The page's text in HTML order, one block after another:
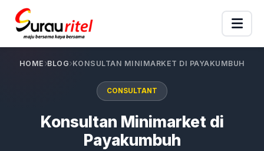
HOME BLOG KONSULTAN MINIMARKET DI PAYAKUMBUH
CONSULTANT
Konsultan Minimarket di
Payakumbuh